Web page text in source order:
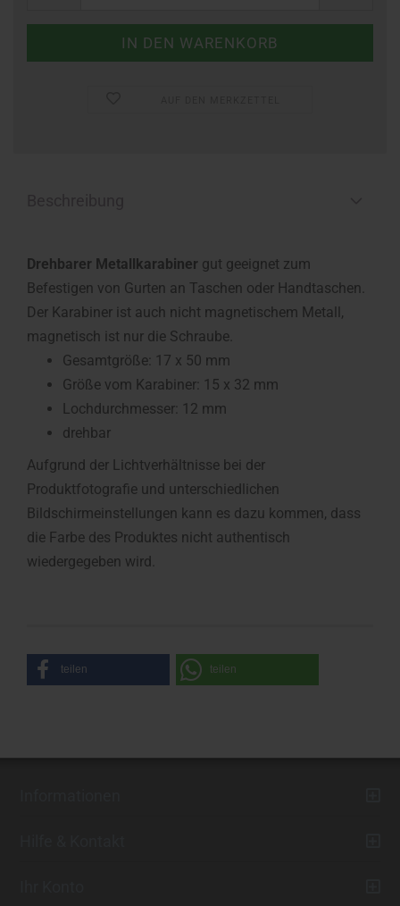
Drehbarer Metallkarabiner gut geeignet zum
Befestigen von Gurten an Taschen oder Handtaschen.
Der Karabiner ist auch nicht magnetischem Metall,
magnetisch ist nur die Schraube.
Gesamtgröße: 17 x 50 mm
Größe vom Karabiner: 15 x 32 mm
Lochdurchmesser: 12 mm
drehbar
Aufgrund der Lichtverhältnisse bei der
Produktfotografie und unterschiedlichen
Bildschirmeinstellungen kann es dazu kommen, dass
die Farbe des Produktes nicht authentisch
wiedergegeben wird.
teilen teilen